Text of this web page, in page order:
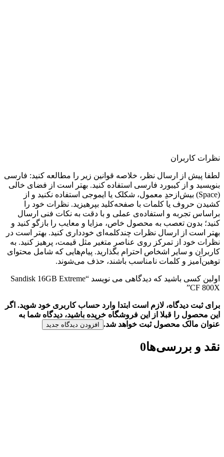
نظرات کاربران
لطفا پیش از ارسال نظر، خلاصه قوانین زیر را مطالعه کنید: فارسی
بنویسید و از کیبورد فارسی استفاده کنید. بهتر است از فضای خالی
(Space) بیش‌از‌حدِ معمول، شکلک یا ایموجی استفاده نکنید و از
کشیدن حروف یا کلمات با صفحه‌کلید بپرهیزید. نظرات خود را
براساس تجربه و استفاده‌ی عملی و با دقت به نکات فنی ارسال
کنید؛ بدون تعصب به محصول خاص، مزایا و معایب را بازگو کنید و
بهتر است از ارسال نظرات چندکلمه‌‌ای خودداری کنید. بهتر است در
نظرات خود از تمرکز روی عناصر متغیر مثل قیمت، پرهیز کنید. به
کاربران و سایر اشخاص احترام بگذارید. پیام‌هایی که شامل محتوای
توهین‌آمیز و کلمات نامناسب باشند، حذف می‌شوند.
اولین کسی باشید که دیدگاهی می نویسد “Sandisk 16GB Extreme
CF 800X”
برای ثبت دیدگاه، لازم است ابتدا وارد حساب کاربری خود شوید. اگر
این محصول را قبلا از این فروشگاه خریده باشید، دیدگاه شما به
عنوان مالک محصول ثبت خواهد شد.
افزودن دیدگاه جدید
نقد و بررسی‌ها0